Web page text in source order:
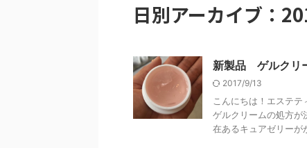
日別アーカイブ：
新製品 ゲルクリ
2017/9/13
こんにちは！エステ
ゲルクリームの処方が
在あるキュアゼリーが